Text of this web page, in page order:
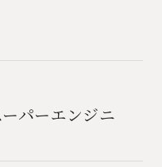
パーエンジニ